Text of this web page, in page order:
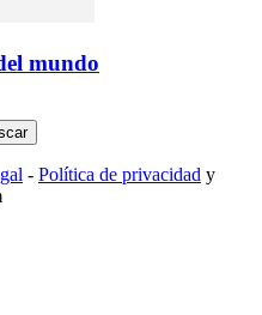
mundo
- Política de privacidad y